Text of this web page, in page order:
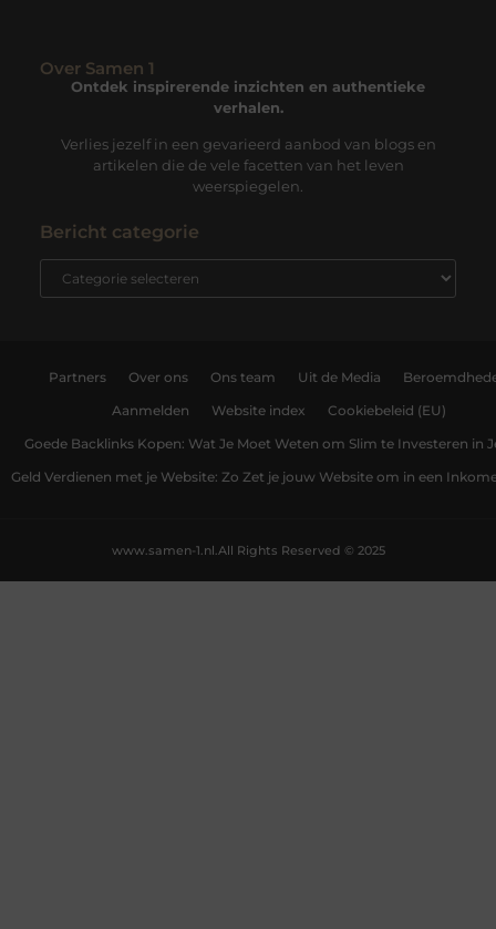
Over Samen 1
Ontdek inspirerende inzichten en authentieke
verhalen.
Verlies jezelf in een gevarieerd aanbod van blogs en
artikelen die de vele facetten van het leven
weerspiegelen.
Bericht categorie
Partners Over ons Ons team Uit de Media
Aanmelden Website index Cookiebeleid (EU)
Goede Backlinks Kopen: Wat Je Moet Weten om Slim te Investeren in
Geld Verdienen met je Website: Zo Zet je jouw Website om in een
All Rights Reserved © 2025
www.samen-1.nl.